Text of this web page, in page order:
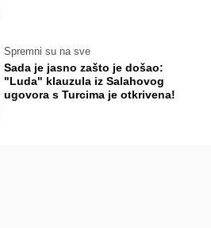
Spremni su na sve
Sada je jasno zašto je došao:
"Luda" klauzula iz Salahovog
ugovora s Turcima je otkrivena!